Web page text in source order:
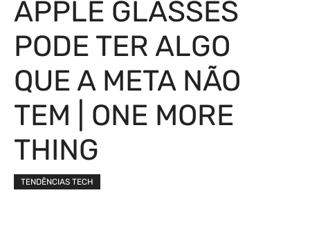
APPLE GLASSES
PODE TER ALGO
QUE A META NÃO
TEM | ONE MORE
THING
TENDÊNCIAS TECH